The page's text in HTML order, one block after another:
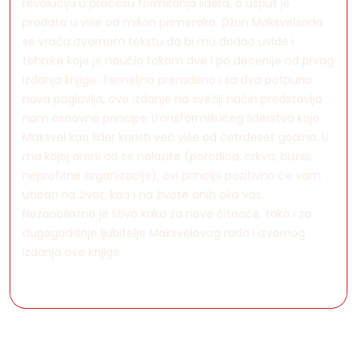
revoluciju u procesu formiranja lidera, a usput je
prodata u više od milion primeraka. Džon Maksvelsada
se vraća izvornom tekstu da bi mu dodao uvide i
tehnike koje je naučio tokom dve i po decenije od prvog
izdanja knjige. Temeljno prerađeno i sa dva potpuno
nova poglavlja, ovo izdanje na svežiji način predstavlja
nam osnovne principe transformišućeg liderstva koje
Maksvel kao lider koristi već više od četrdeset godina. U
ma kojoj areni da se nalazite (porodica, crkva, biznis,
neprofitne organizacije), ovi principi pozitivno će vam
uticati na život, kao i na živote onih oko vas.
Nezaobilazno je štivo kako za nove čitaoce, tako i za
dugogodišnje ljubitelje Maksvelovog rada i izvornog
izdanja ove knjige.